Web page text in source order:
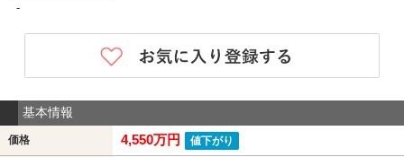
-
基本情報
価格 4,550万円 値下がり